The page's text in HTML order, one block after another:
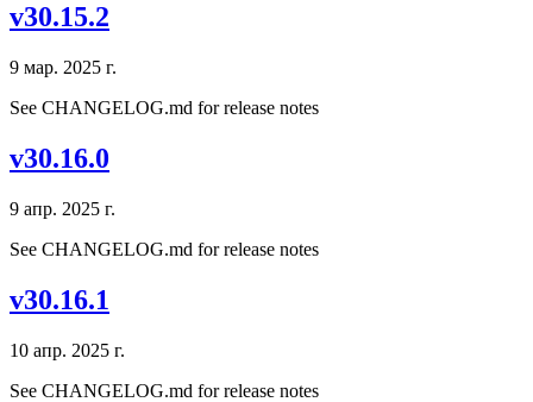
v30.15.2
9 мар. 2025 г.
See CHANGELOG.md for release notes
v30.16.0
9 апр. 2025 г.
See CHANGELOG.md for release notes
v30.16.1
10 апр. 2025 г.
See CHANGELOG.md for release notes